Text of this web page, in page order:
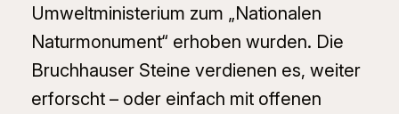
Umweltministerium zum „Nationalen
Naturmonument“ erhoben wurden. Die
Bruchhauser Steine verdienen es, weiter
erforscht – oder einfach mit offenen